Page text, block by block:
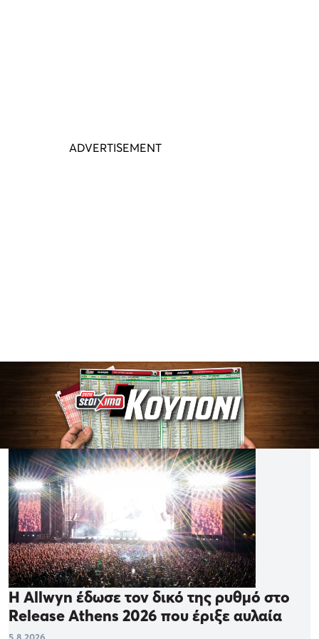
Η Allwyn έδωσε τον δικό της ρυθμό στο
Release Athens 2026 που έριξε αυλαία